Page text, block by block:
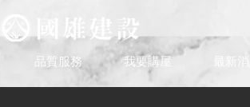
品質服務 我要購屋 最新